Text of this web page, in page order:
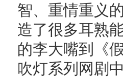
智、重情重义
造了很多耳熟
的李大嘴到《
吹灯系列网剧